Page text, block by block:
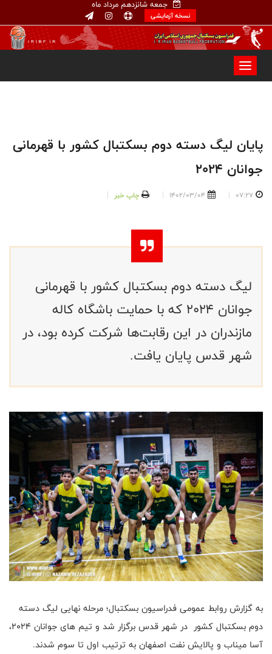
جمعه شانزدهم مرداد ماه
نسخه آزمایشی
پایان لیگ دسته دوم بسکتبال کشور با قهرمانی
جوانان ۲۰۲۴
07:27
1402/03/04 چاپ خبر
لیگ دسته دوم بسکتبال کشور با قهرمانی
جوانان ۲۰۲۴ که با حمایت باشگاه کاله
مازندران در این رقابت‌ها شرکت کرده بود، در
شهر قدس پایان یافت.
به گزارش روابط عمومی فدراسیون بسکتبال؛ مرحله نهایی لیگ دسته
دوم بسکتبال کشور در شهر قدس برگزار شد و تیم های جوانان ۲۰۲۴،
آسا میناب و پالایش نفت اصفهان به ترتیب اول تا سوم شدند.